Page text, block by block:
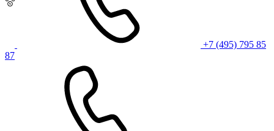
+7 (495) 795 85
87